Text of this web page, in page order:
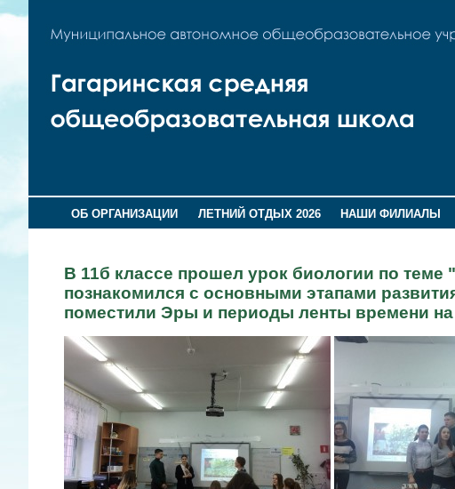
ОБ ОРГАНИЗАЦИИ ЛЕТНИЙ ОТДЫХ 2026 НАШИ ФИЛИАЛЫ
В 11б классе прошел урок биологии по
познакомился с основными этапами
поместили Эры и периоды ленты времени